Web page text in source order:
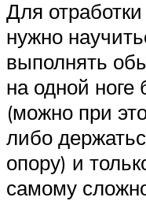
Для
нужно
выполнять
на одной ноге
(можно при
либо
опору) и
самому